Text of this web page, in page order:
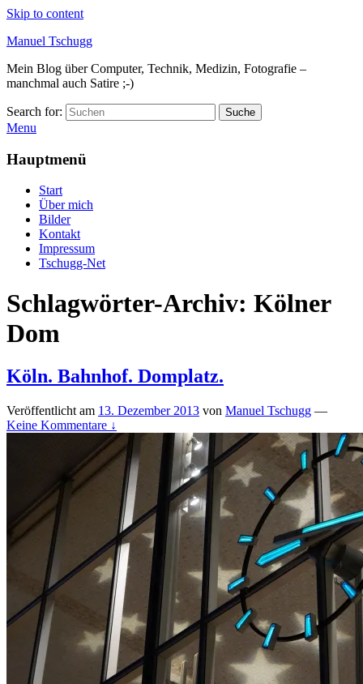
Skip to content
Manuel Tschugg
Mein Blog über Computer, Technik, Medizin, Fotografie –
manchmal auch Satire ;-)
Search for: Suche
Menu
Hauptmenü
Start
Über mich
Bilder
Kontakt
Impressum
Tschugg-Net
Schlagwörter-Archiv: Kölner
Dom
Köln. Bahnhof. Domplatz.
Veröffentlicht am 13. Dezember 2013 von Manuel Tschugg —
Keine Kommentare ↓